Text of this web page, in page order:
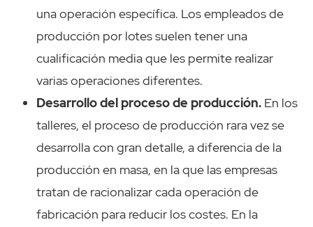
una operación específica. Los empleados de
producción por lotes suelen tener una
cualificación media que les permite realizar
varias operaciones diferentes.
Desarrollo del proceso de producción. En los
talleres, el proceso de producción rara vez se
desarrolla con gran detalle, a diferencia de la
producción en masa, en la que las empresas
tratan de racionalizar cada operación de
fabricación para reducir los costes. En la